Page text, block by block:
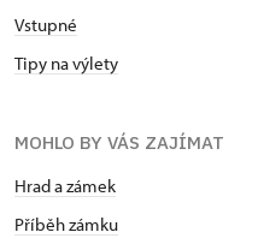
Vstupné
Tipy na výlety
MOHLO BY VÁS ZAJÍMAT
Hrad a zámek
Příběh zámku